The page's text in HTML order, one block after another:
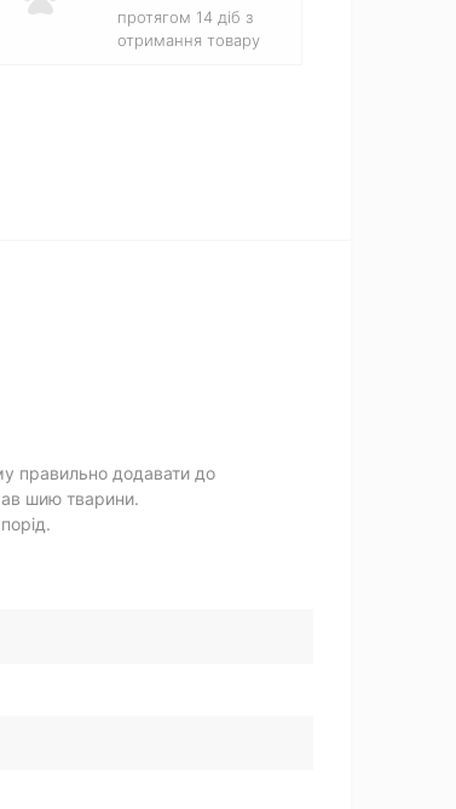
протягом 14 діб з
отримання товару
правильно додавати до
шию тварини.